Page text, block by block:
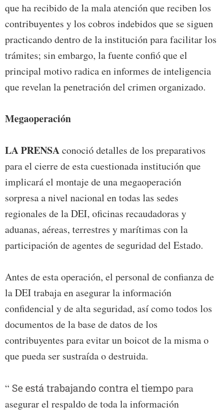
que ha recibido de la mala atención que reciben los
contribuyentes y los cobros indebidos que se siguen
practicando dentro de la institución para facilitar los
trámites; sin embargo, la fuente confió que el
principal motivo radica en informes de inteligencia
que revelan la penetración del crimen organizado.
Megaoperación
LA PRENSAconoció detalles de los preparativos
para el cierre de esta cuestionada institución que
implicará el montaje de una megaoperación
sorpresa a nivel nacional en todas las sedes
regionales de la DEI, oficinas recaudadoras y
aduanas, aéreas, terrestres y marítimas con la
participación de agentes de seguridad del Estado.
Antes de esta operación, el personal de confianza de
la DEI trabaja en asegurar la información
confidencial y de alta seguridad, así como todos los
documentos de la base de datos de los
contribuyentes para evitar un boicot de la misma o
que pueda ser sustraída o destruida.
“ Se está trabajando contra el tiempopara
asegurar el respaldo de toda la información